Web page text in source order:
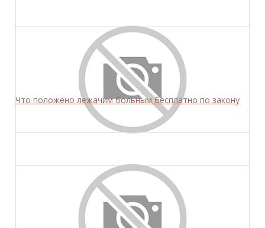
Что положено лежачим больным бесплатно по закону